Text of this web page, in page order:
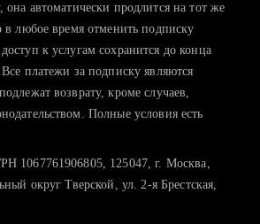
она автоматически продлится на тот же
любое время отменить подписку
к услугам сохранится до конца
платежи за подписку являются
возврату, кроме случаев,
Полные условия есть
1067761906805, 125047, г. Москва,
округ Тверской, ул. 2-я Брестская,